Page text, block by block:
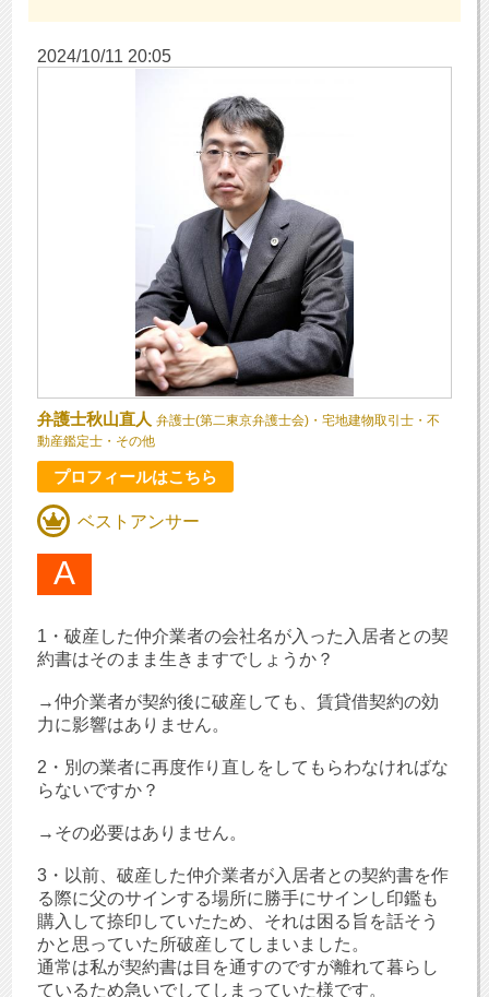
2024/10/11 20:05
弁護士秋山直人 弁護士(第二東京弁護士会)・宅地建物取引士・不
動産鑑定士・その他
プロフィールはこちら
ベストアンサー
1・破産した仲介業者の会社名が入った入居者との契
約書はそのまま生きますでしょうか？
→仲介業者が契約後に破産しても、賃貸借契約の効
力に影響はありません。
2・別の業者に再度作り直しをしてもらわなければな
らないですか？
→その必要はありません。
3・以前、破産した仲介業者が入居者との契約書を作
る際に父のサインする場所に勝手にサインし印鑑も
購入して捺印していたため、それは困る旨を話そう
かと思っていた所破産してしまいました。
通常は私が契約書は目を通すのですが離れて暮らし
ているため急いでしてしまっていた様です。